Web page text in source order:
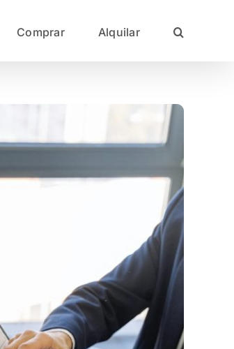
Comprar Alquilar